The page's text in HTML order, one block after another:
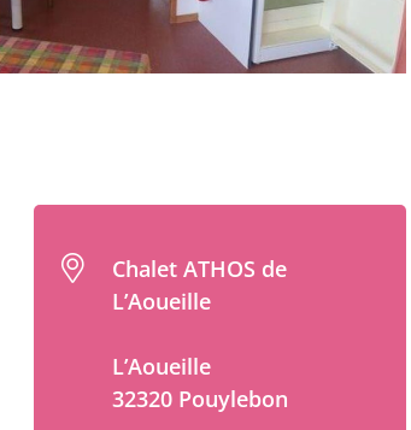
Chalet ATHOS de
L’Aoueille
L’Aoueille
32320 Pouylebon